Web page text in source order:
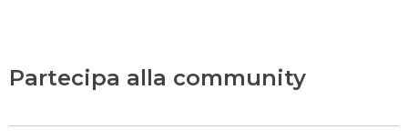
Partecipa alla community